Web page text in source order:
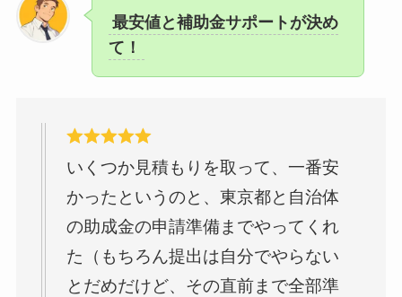
電量を見た上で 今までの電気使用量
と合わせて考えても パネルを増やす
より
にアドバイスを頂きました。個々の
生活に合わせてアドバイスしてくれ
たことに感動してECODAさんに決め
ようと思いました。他にも色々な質
問も分かりやすく答えてくれたり、
今後のメンテナンスのことも不安な
最安値と補助金サポートが決め
て！
いくつか見積もりを取って、一番安
かったというのと、東京都と自治体
の助成金の申請準備までやってくれ
た（もちろん提出は自分でやらない
とだめだけど、その直前まで全部準